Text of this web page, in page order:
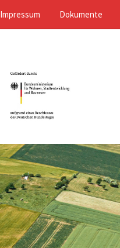
Impressum Dokumente